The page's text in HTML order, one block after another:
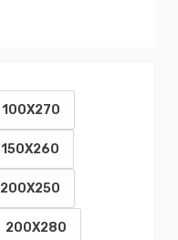
100X270
150X260
200X250
200X280